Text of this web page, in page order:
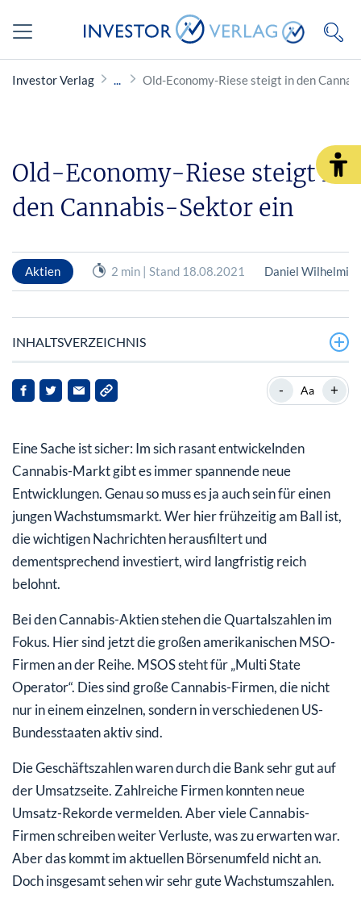
Investor Verlag Old-Economy-Riese steigt in den
Old-Economy-Riese steigt in
den Cannabis-Sektor ein
Aktien 2 min | Stand 18.08.2021 Daniel Wilhelmi
INHALTSVERZEICHNIS
MSO-Firmen liefern durchweg starke Quartalszahlen
- Aa +
Eine Sache ist sicher: Im sich rasant entwickelnden
Cannabis-Markt gibt es immer spannende neue
Entwicklungen. Genau so muss es ja auch sein für einen
jungen Wachstumsmarkt. Wer hier frühzeitig am Ball ist,
die wichtigen Nachrichten herausfiltert und
dementsprechend investiert, wird langfristig reich
belohnt.
Bei den Cannabis-Aktien stehen die Quartalszahlen im
Fokus. Hier sind jetzt die großen amerikanischen MSO-
Firmen an der Reihe. MSOS steht für „Multi State
Operator“. Dies sind große Cannabis-Firmen, die nicht
nur in einem einzelnen, sondern in verschiedenen US-
Bundesstaaten aktiv sind.
Die Geschäftszahlen waren durch die Bank sehr gut auf
der Umsatzseite. Zahlreiche Firmen konnten neue
Umsatz-Rekorde vermelden. Aber viele Cannabis-
Firmen schreiben weiter Verluste, was zu erwarten war.
Aber das kommt im aktuellen Börsenumfeld nicht an.
Doch insgesamt sehen wir sehr gute Wachstumszahlen.